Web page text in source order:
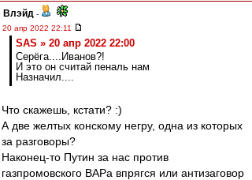
Влэйд -
20 апр 2022 22:11
SAS » 20 апр 2022 22:00
Серёга....Иванов?!
И это он считай пеналь нам
Назначил....
Что скажешь, кстати? :)
А две желтых конскому негру, одна из которых
за разговоры?
Наконец-то Путин за нас против
газпромовского ВАРа впрягся или антизаговор